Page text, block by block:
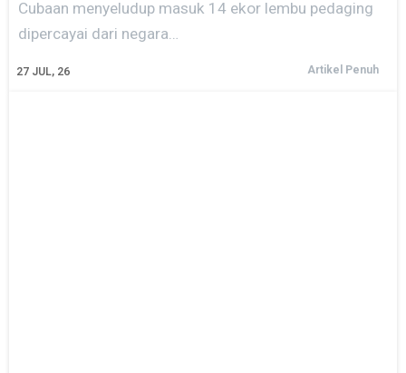
27 JUL, 26
Cubaan menyeludup masuk 14 ekor lembu pedaging
dipercayai dari negara…
Artikel Penuh